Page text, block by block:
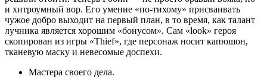
и хитроумный вор. Его умение «по-тихому» присваивать
чужое добро выходит на первый план, в то время, как талант
лучника является хорошим «бонусом». Сам «look» героя
скопирован из игры «Thief», где персонаж носит капюшон,
тканевую маску и невесомые доспехи.
Мастера своего дела.